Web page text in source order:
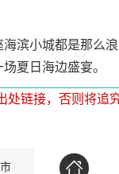
小城都是那么浪
夏日海边盛宴。
处链接，否则将